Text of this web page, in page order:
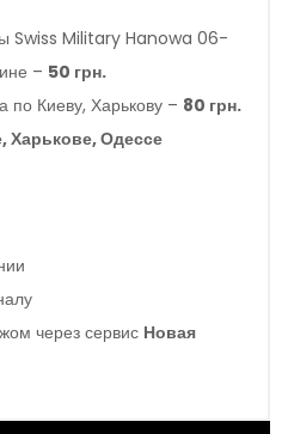
Swiss Military Hanowa 06-
– 50 грн.
по Киеву, Харькову – 80 грн.
Харькове, Одессе
через сервис Новая